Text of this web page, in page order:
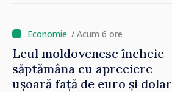
/ Acum 6 ore
Leul moldovenesc încheie
săptămâna cu apreciere
ușoară față de euro și dolar